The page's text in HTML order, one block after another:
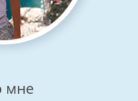
мне